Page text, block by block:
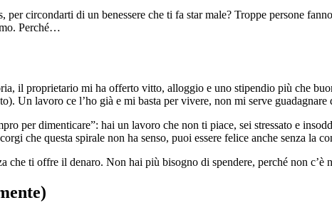
circondarti di un benessere che ti fa star male? Troppe persone
Perché…
il proprietario mi ha offerto vitto, alloggio e uno stipendio più che
Un lavoro ce l’ho già e mi basta per vivere, non mi serve guadagnare
per dimenticare”: hai un lavoro che non ti piace, sei stressato e
che questa spirale non ha senso, puoi essere felice anche senza la
che ti offre il denaro. Non hai più bisogno di spendere, perché non c’è